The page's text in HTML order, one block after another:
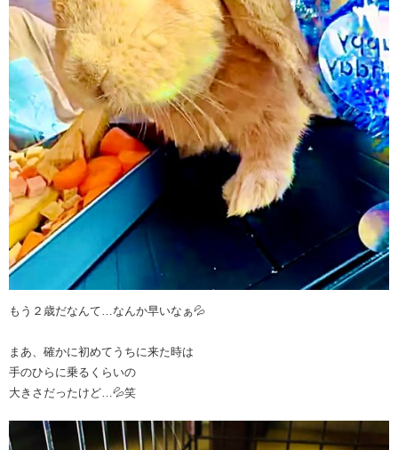
もう２歳だなんて…なんか早いなぁ💦
まあ、確かに初めてうちに来た時は
手のひらに乗るくらいの
大きさだったけど…💦笑